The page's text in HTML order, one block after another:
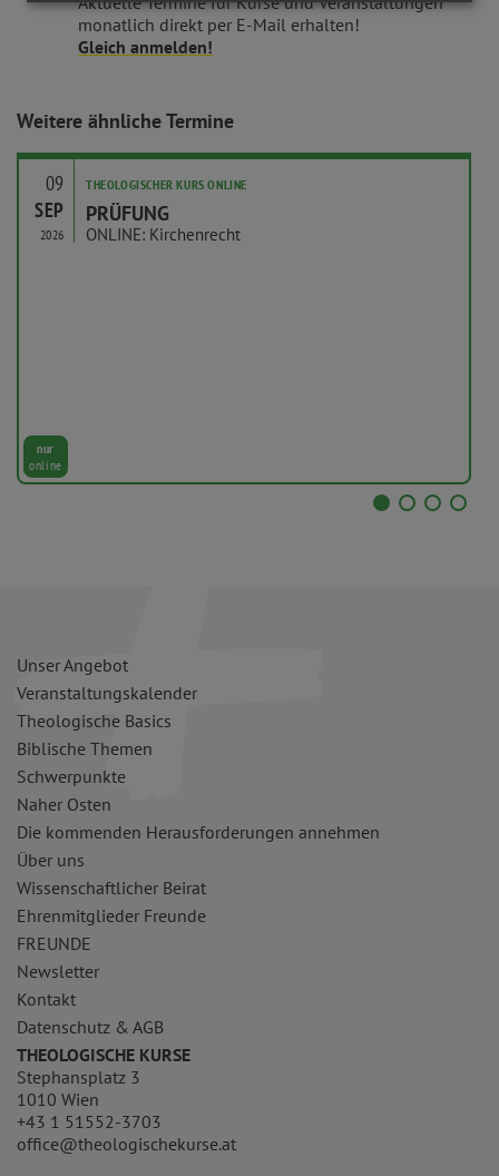
monatlich direkt per E-Mail erhalten!
Gleich anmelden!
Weitere ähnliche Termine
09
SEP
2026
THEOLOGISCHER KURS ONLINE
PRÜFUNG
ONLINE: Kirchenrecht
nur
online
Unser Angebot
Veranstaltungskalender
Theologische Basics
Biblische Themen
Schwerpunkte
Naher Osten
Die kommenden Herausforderungen annehmen
Über uns
Wissenschaftlicher Beirat
Ehrenmitglieder Freunde
FREUNDE
Newsletter
Kontakt
Datenschutz & AGB
THEOLOGISCHE KURSE
Stephansplatz 3
1010 Wien
+43 1 51552-3703
office@theologischekurse.at